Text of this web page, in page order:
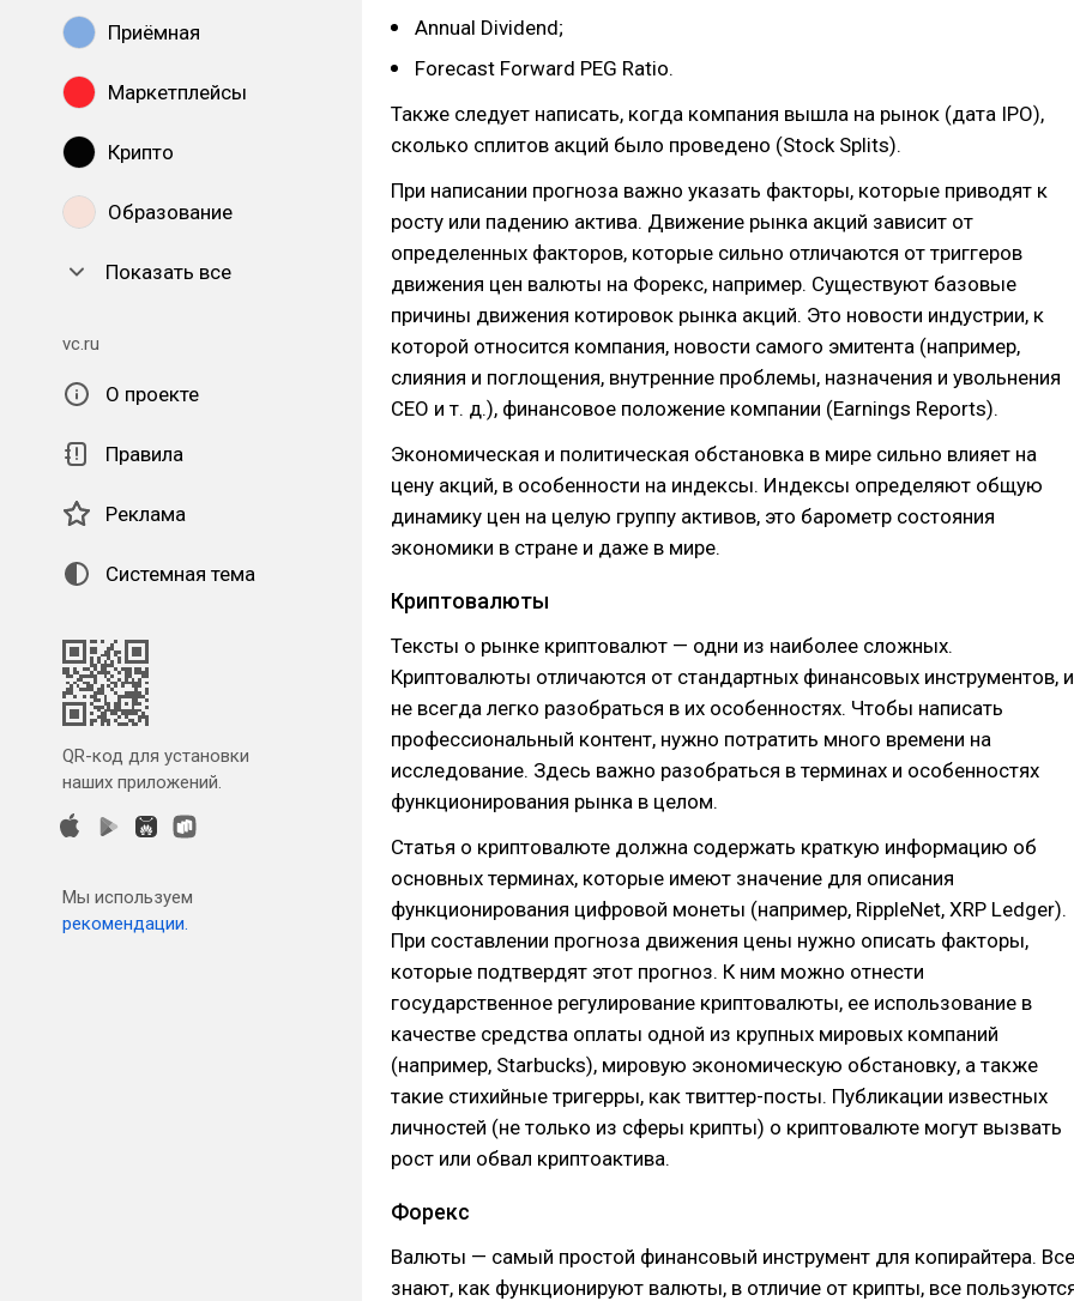
Приёмная
Маркетплейсы
Крипто
Образование
Показать все
vc.ru
О проекте
Правила
Реклама
Системная тема
QR-код для установки
наших приложений.
Мы используем
рекомендации.
Annual Dividend;
Forecast Forward PEG Ratio.
Также следует написать, когда компания вышла на рынок (дата IPO),
сколько сплитов акций было проведено (Stock Splits).
При написании прогноза важно указать факторы, которые приводят к
росту или падению актива. Движение рынка акций зависит от
определенных факторов, которые сильно отличаются от триггеров
движения цен валюты на Форекс, например. Существуют базовые
причины движения котировок рынка акций. Это новости индустрии, к
которой относится компания, новости самого эмитента (например,
слияния и поглощения, внутренние проблемы, назначения и увольнения
СЕО и т. д.), финансовое положение компании (Earnings Reports).
Экономическая и политическая обстановка в мире сильно влияет на
цену акций, в особенности на индексы. Индексы определяют общую
динамику цен на целую группу активов, это барометр состояния
экономики в стране и даже в мире.
Криптовалюты
Тексты о рынке криптовалют — одни из наиболее сложных.
Криптовалюты отличаются от стандартных финансовых инструментов, и
не всегда легко разобраться в их особенностях. Чтобы написать
профессиональный контент, нужно потратить много времени на
исследование. Здесь важно разобраться в терминах и особенностях
функционирования рынка в целом.
Статья о криптовалюте должна содержать краткую информацию об
основных терминах, которые имеют значение для описания
функционирования цифровой монеты (например, RippleNet, XRP Ledger).
При составлении прогноза движения цены нужно описать факторы,
которые подтвердят этот прогноз. К ним можно отнести
государственное регулирование криптовалюты, ее использование в
качестве средства оплаты одной из крупных мировых компаний
(например, Starbucks), мировую экономическую обстановку, а также
такие стихийные тригерры, как твиттер-посты. Публикации известных
личностей (не только из сферы крипты) о криптовалюте могут вызвать
рост или обвал криптоактива.
Форекс
Валюты — самый простой финансовый инструмент для копирайтера. Все
знают, как функционируют валюты, в отличие от крипты, все